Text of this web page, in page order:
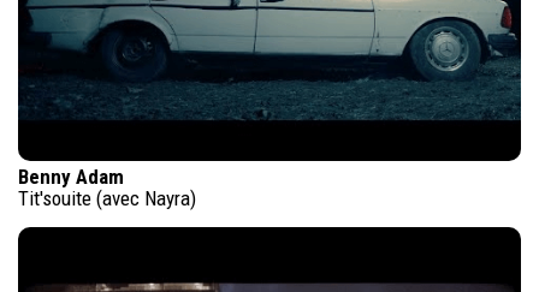
Benny Adam
Tit'souite (avec Nayra)